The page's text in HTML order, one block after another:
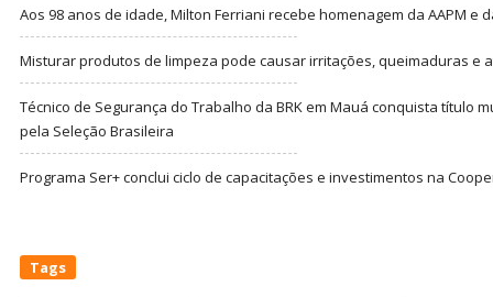
Aos 98 anos de idade, Milton Ferriani recebe homenagem da AAPM e
Misturar produtos de limpeza pode causar irritações, queimaduras e
Técnico de Segurança do Trabalho da BRK em Mauá conquista título
pela Seleção Brasileira
Programa Ser+ conclui ciclo de capacitações e investimentos na
Tags